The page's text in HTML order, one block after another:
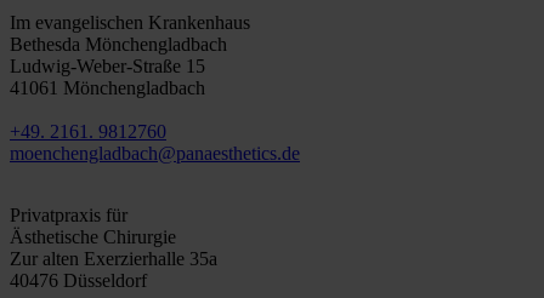
Im evangelischen Krankenhaus
Bethesda Mönchengladbach
Ludwig-Weber-Straße 15
41061 Mönchengladbach
+49. 2161. 9812760
moenchengladbach@panaesthetics.de
Privatpraxis für
Ästhetische Chirurgie
Zur alten Exerzierhalle 35a
40476 Düsseldorf